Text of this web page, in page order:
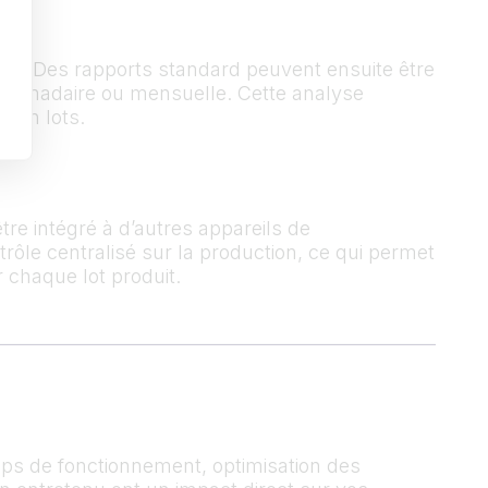
Des rapports standard peuvent ensuite être
ou mensuelle. Cette analyse
en lots.
intégré à d’autres appareils de
centralisé sur la production, ce qui permet
chaque lot produit.
de fonctionnement, optimisation des